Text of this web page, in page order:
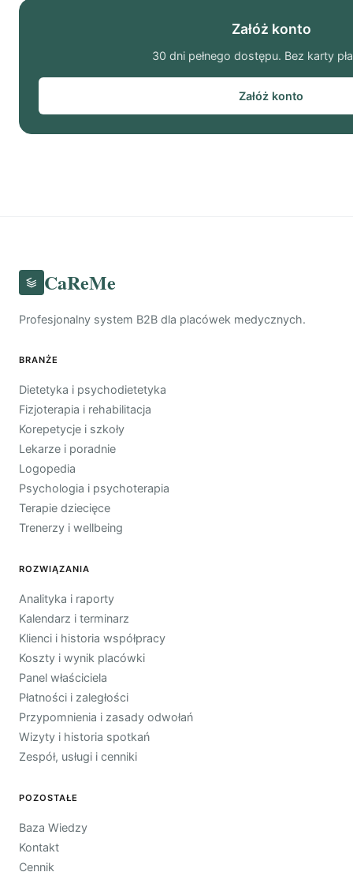
Załóż konto
30 dni pełnego dostępu. Bez karty
Załóż konto
CaReMe
Profesjonalny system B2B dla placówek medycznych.
BRANŻE
Dietetyka i psychodietetyka
Fizjoterapia i rehabilitacja
Korepetycje i szkoły
Lekarze i poradnie
Logopedia
Psychologia i psychoterapia
Terapie dziecięce
Trenerzy i wellbeing
ROZWIĄZANIA
Analityka i raporty
Kalendarz i terminarz
Klienci i historia współpracy
Koszty i wynik placówki
Panel właściciela
Płatności i zaległości
Przypomnienia i zasady odwołań
Wizyty i historia spotkań
Zespół, usługi i cenniki
POZOSTAŁE
Baza Wiedzy
Kontakt
Cennik